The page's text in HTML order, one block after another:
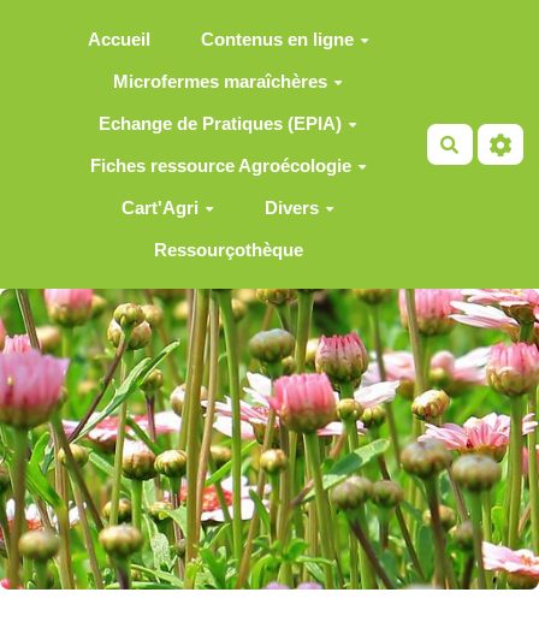
Accueil Contenus en ligne
Microfermes maraîchères
Echange de Pratiques (EPIA)
Fiches ressource Agroécologie
Cart'Agri Divers
Ressourçothèque